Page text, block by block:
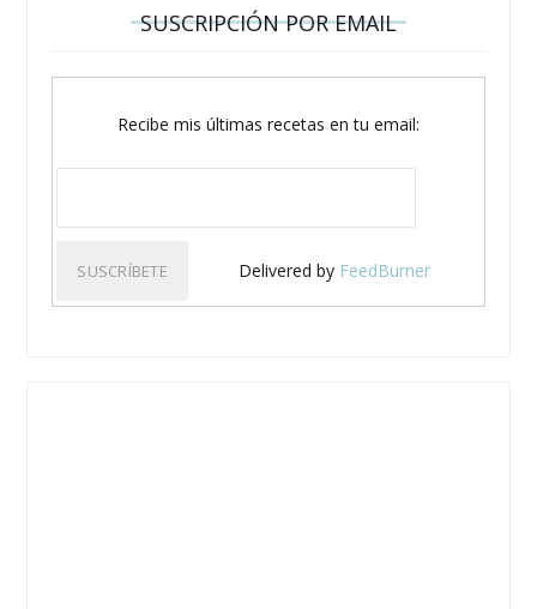
SUSCRIPCIÓN POR EMAIL
Recibe mis últimas recetas en tu email:
Delivered by FeedBurner